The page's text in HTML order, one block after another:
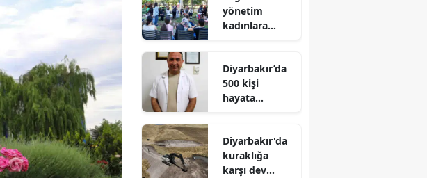
yönetim
kadınlara
Merkezi’nin
rotasını onlar
çizecek
Diyarbakır’da
500 kişi
hayata
bekliyor: Bir
imza binlerce
umut olabilir
Diyarbakır'da
kuraklığa
karşı dev